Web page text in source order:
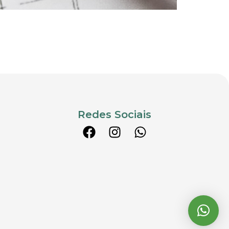
Redes Sociais